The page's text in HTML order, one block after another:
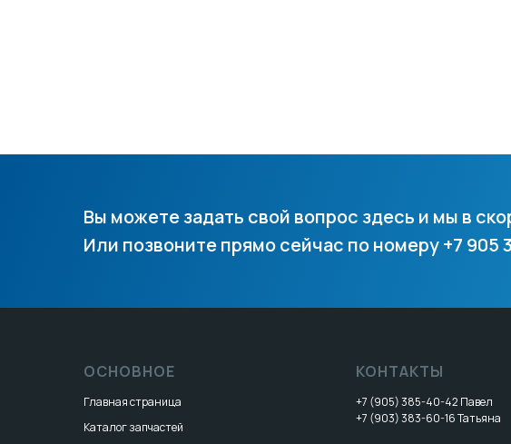
Вы можете задать свой вопрос здесь и мы в
Или позвоните прямо сейчас по номеру +7 905
ОСНОВНОЕ
Главная страница
Каталог запчастей
КОНТАКТЫ
+7 (905) 385-40-42 Павел
+7 (903) 383-60-16Татьяна